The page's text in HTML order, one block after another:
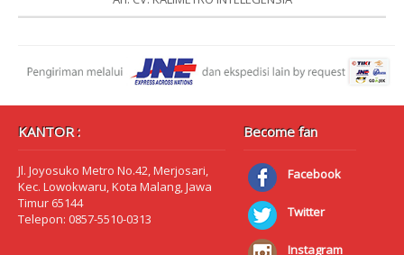
KANTOR :
Jl. Joyosuko Metro No.42, Merjosari,
Kec. Lowokwaru, Kota Malang, Jawa
Timur 65144
Telepon: 0857-5510-0313
Become fan
Facebook
Twitter
Instagram